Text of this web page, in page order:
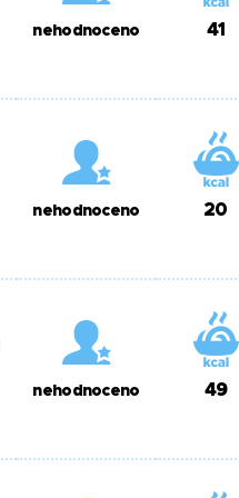
nehodnoceno 41
nehodnoceno 20
nehodnoceno 49